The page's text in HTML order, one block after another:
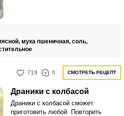
мука пшеничная, соль,
719 0 СМОТРЕТЬ РЕЦЕПТ
Драники с колбасой
Драники с колбасой сможет
приготовить любой. Повторить